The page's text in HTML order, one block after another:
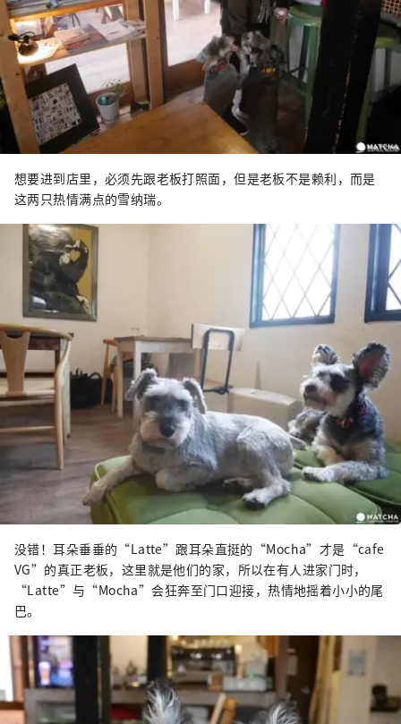
想要进到店里，必须先跟老板打照面，但是老板不是赖利，而是
这两只热情满点的雪纳瑞。
没错！耳朵垂垂的“Latte”跟耳朵直挺的“Mocha”才是“cafe
VG”的真正老板，这里就是他们的家，所以在有人进家门时，
“Latte”与“Mocha”会狂奔至门口迎接，热情地摇着小小的尾
巴。